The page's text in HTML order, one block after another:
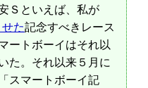
Ｓといえば、私が
た記念すべきレース
ートボーイはそれ以
た。それ以来５月に
スマートボーイ記